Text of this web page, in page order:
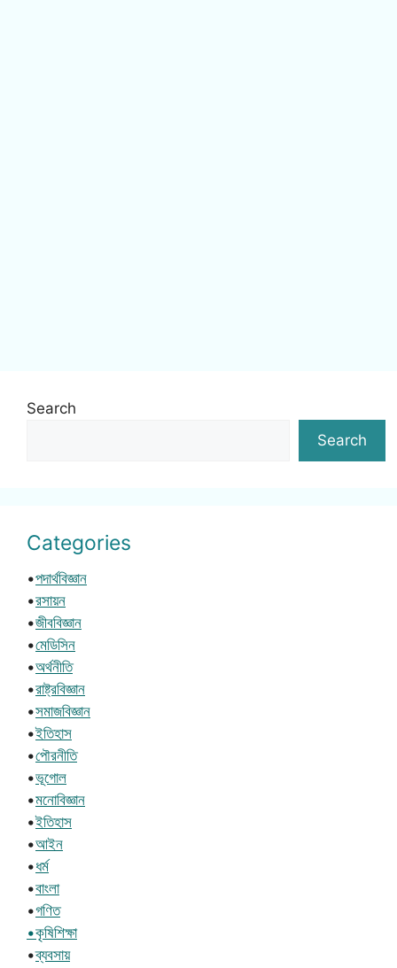
Search
Search
Categories
•পদার্থবিজ্ঞান
•রসায়ন
•জীববিজ্ঞান
•মেডিসিন
•অর্থনীতি
•রাষ্ট্রবিজ্ঞান
•সমাজবিজ্ঞান
•ইতিহাস
•পৌরনীতি
•ভূগোল
•মনোবিজ্ঞান
•ইতিহাস
•আইন
•ধর্ম
•বাংলা
•গণিত
•কৃষিশিক্ষা
•ব্যবসায়